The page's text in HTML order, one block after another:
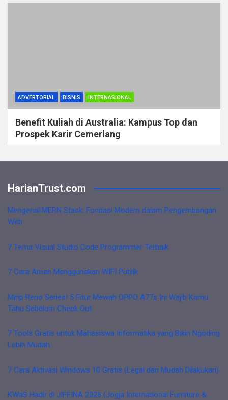
ADVERTORIAL BISNIS INTERNASIONAL
Benefit Kuliah di Australia: Kampus Top dan
Prospek Karir Cemerlang
HarianTrust.com
Mengenal MERN Stack: Fondasi Modern dalam Pengembangan
Web
7 Tema Visual Studio Code Programmer Terbaik
7 Cara Aman Menggunakan WIFI Publik
Mirip Reno Series! 5 Fitur Mewah OPPO A77s Ini Wajib Kamu
Tahu Sebelum Check Out
7 Tools Gratis untuk Mahasiswa Informatika yang Bikin Ngoding
Lebih Mudah
7 Cara Aktivasi Windows 10 Gratis (Legal dan Mudah Dilakukan)
KWaS Hadir di JIFFINA 2026 (Jogja International Furniture &